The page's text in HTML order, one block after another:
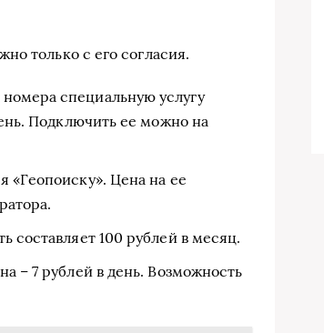
только с его согласия.
специальную услугу
Подключить ее можно на
«Геопоиску». Цена на ее
составляет 100 рублей в месяц.
– 7 рублей в день. Возможность